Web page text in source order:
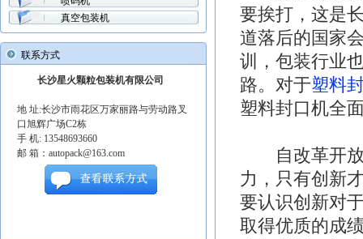
真空包装机
联系方式
长沙星火颗粒包装机有限公司
地 址:长沙市雨花区万家丽路与劳动路叉
口旭辉广场C2栋
手 机: 13548693660
邮 箱：autopack@163.com
要挨打，这是
道落后的国家
训，包装行业
路。对于塑料
塑料封口机全
自改革开放
力，只有创新
要认识创新对
取得优质的成